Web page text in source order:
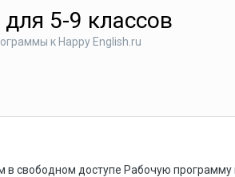
5-9 классов
к Happy English.ru
свободном доступе Рабочую программу